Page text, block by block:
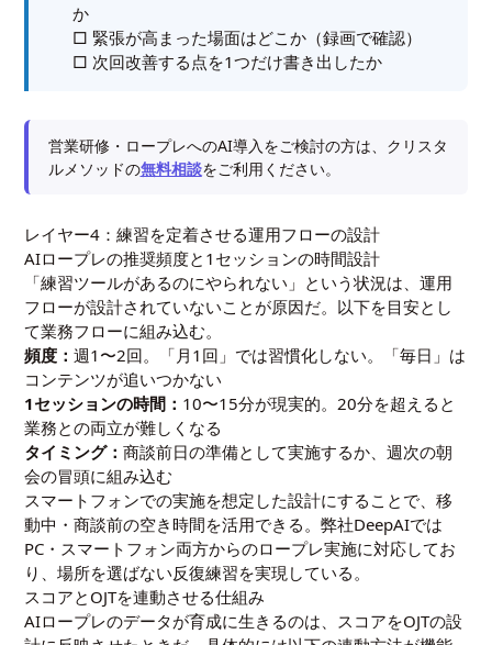
か
□ 緊張が高まった場面はどこか（録画で確認）
□ 次回改善する点を1つだけ書き出したか
営業研修・ロープレへのAI導入をご検討の方は、クリスタ
ルメソッドの無料相談をご利用ください。
レイヤー4：練習を定着させる運用フローの設計
AIロープレの推奨頻度と1セッションの時間設計
「練習ツールがあるのにやられない」という状況は、運用
フローが設計されていないことが原因だ。以下を目安とし
て業務フローに組み込む。
頻度：週1〜2回。「月1回」では習慣化しない。「毎日」は
コンテンツが追いつかない
1セッションの時間： 10〜15分が現実的。20分を超えると
業務との両立が難しくなる
タイミング：商談前日の準備として実施するか、週次の朝
会の冒頭に組み込む
スマートフォンでの実施を想定した設計にすることで、移
動中・商談前の空き時間を活用できる。弊社DeepAIでは
PC・スマートフォン両方からのロープレ実施に対応してお
り、場所を選ばない反復練習を実現している。
スコアとOJTを連動させる仕組み
AIロープレのデータが育成に生きるのは、スコアをOJTの設